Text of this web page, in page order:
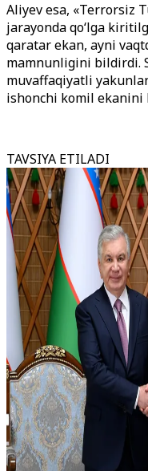
Aliyev esa, «Terrorsiz
jarayonda qo‘lga
qaratar ekan, ayni
mamnunligini bildirdi.
muvaffaqiyatli
ishonchi komil ekanini
TAVSIYA ETILADI